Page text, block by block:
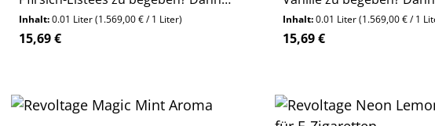
holen Sie sich noch heute das
Revoltage FLEX Overdosed Peach Ice
Tea Aroma und lassen Sie sich von
Inhalt:0.01 Liter(1.569,00 € / 1 Liter)
Regulärer Preis:
15,69 €
sich noch heute das
Overdosed Vanilla Aroma
lassen Sie sich von der
Inhalt:0.01 Liter(1.569,00 € / 1
Regulärer Preis:
15,69 €